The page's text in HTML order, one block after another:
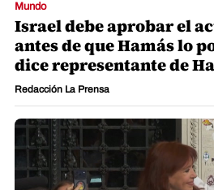
Mundo
Israel debe aprobar el
antes de que Hamás lo
dice representante de
Redacción La Prensa